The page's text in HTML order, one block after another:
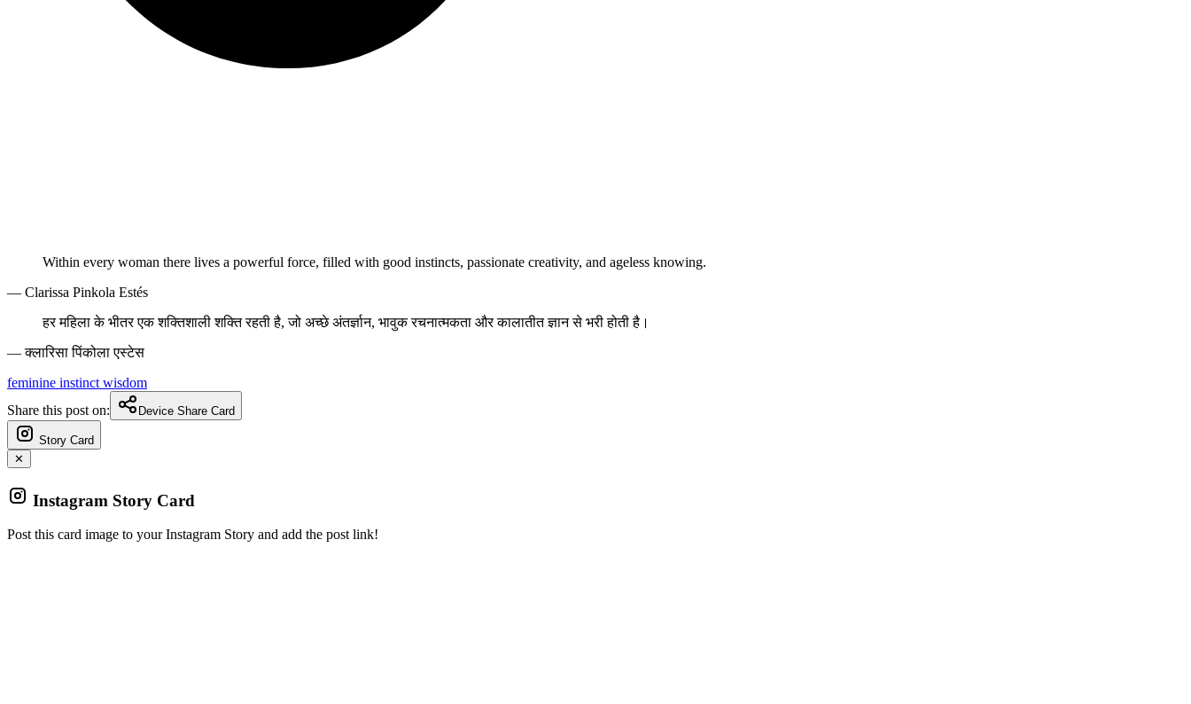
Within every woman there lives a powerful force, filled with good instincts, passionate creativity, and ageless knowing.
— Clarissa Pinkola Estés
हर महिला के भीतर एक शक्तिशाली शक्ति रहती है, जो अच्छे अंतर्ज्ञान, भावुक रचनात्मकता और कालातीत ज्ञान से भरी होती है।
— क्लारिसा पिंकोला एस्टेस
feminine instinct wisdom
Share this post on:
Device Share Card
Story Card
✕
Instagram Story Card
Post this card image to your Instagram Story and add the post link!